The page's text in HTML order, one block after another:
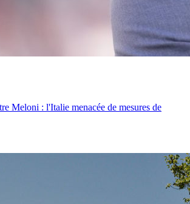
Meloni : l'Italie menacée de mesures de